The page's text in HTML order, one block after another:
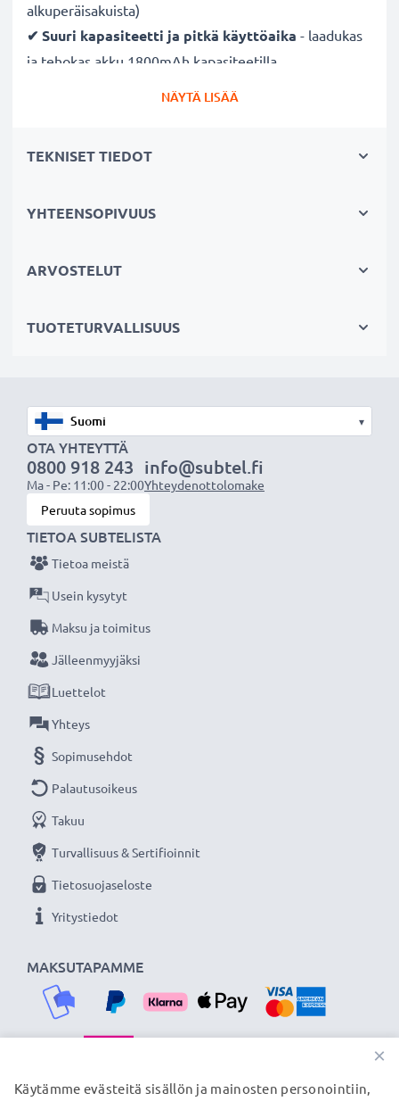
alkuperäisakuista)
✔ Suuri kapasiteetti ja pitkä käyttöaika - laadukas
ja tehokas akku 1800mAh kapasiteetilla
tekniikka ilman vaikutusta muistiin
ylikuumenemiselta ja ylijännitteeltä
sisäänrakennettu kenno testataan
Teknologia: Litiumpolymeeri
Mitat: 50.10 x 36.02 x 8.90mm
Väri: Musta
subtel vaihtoakku antaa tehokkaasti ja turvallisesti
virtaa edulliseen hintaan.
★3 vuoden takuu
Olemme vuonna 2004 perustettu kansainvälinen
siksi tarjoamme 36 kuukauden takuun!
NÄYTÄ LISÄÄ
TEKNISET TIEDOT
YHTEENSOPIVUUS
ARVOSTELUT
TUOTETURVALLISUUS
▾
OTA YHTEYTTÄ
0800 918 243
Ma - Pe: 11:00 - 22:00
info@subtel.fi
Yhteydenottolomake
Peruuta sopimus
MAKSUTAPAMME
TIETOA SUBTELISTA
Tietoa meistä
Usein kysytyt
Maksu ja toimitus
Jälleenmyyjäksi
Luettelot
Yhteys
Sopimusehdot
Palautusoikeus
Takuu
Turvallisuus & Sertifioinnit
Tietosuojaseloste
Yritystiedot
TOIMITUSKUMPPANIMME
×
Käytämme evästeitä sisällön ja mainosten personointiin,